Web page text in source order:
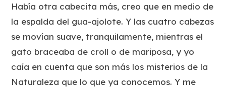
Había otra cabecita más, creo que en medio de
la espalda del gua-ajolote. Y las cuatro cabezas
se movían suave, tranquilamente, mientras el
gato braceaba de croll o de mariposa, y yo
caía en cuenta que son más los misterios de la
Naturaleza que lo que ya conocemos. Y me